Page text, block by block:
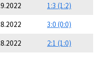
1:3 (1:2)
3:0 (0:0)
2:1 (1:0)